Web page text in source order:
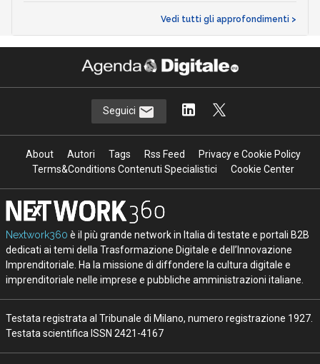
Vedi tutti gli approfondimenti >
Seguici
About Autori Tags Rss Feed
Privacy e Cookie Policy
Terms&Conditions Contenuti Specialistici
Cookie Center
Nextwork360 è il più grande network in Italia di testate e portali B2B
dedicati ai temi della Trasformazione Digitale e dell’Innovazione
Imprenditoriale. Ha la missione di diffondere la cultura digitale e
imprenditoriale nelle imprese e pubbliche amministrazioni italiane.
Testata registrata al Tribunale di Milano, numero registrazione 1927.
Testata scientifica ISSN 2421-4167